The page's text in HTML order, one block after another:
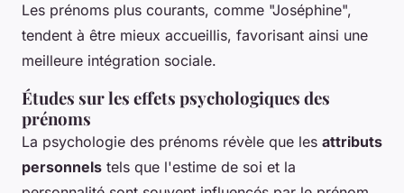
Les prénoms plus courants, comme "Joséphine",
tendent à être mieux accueillis, favorisant ainsi une
meilleure intégration sociale.
Études sur les effets psychologiques des
prénoms
La psychologie des prénoms révèle que les attributs
personnels tels que l'estime de soi et la